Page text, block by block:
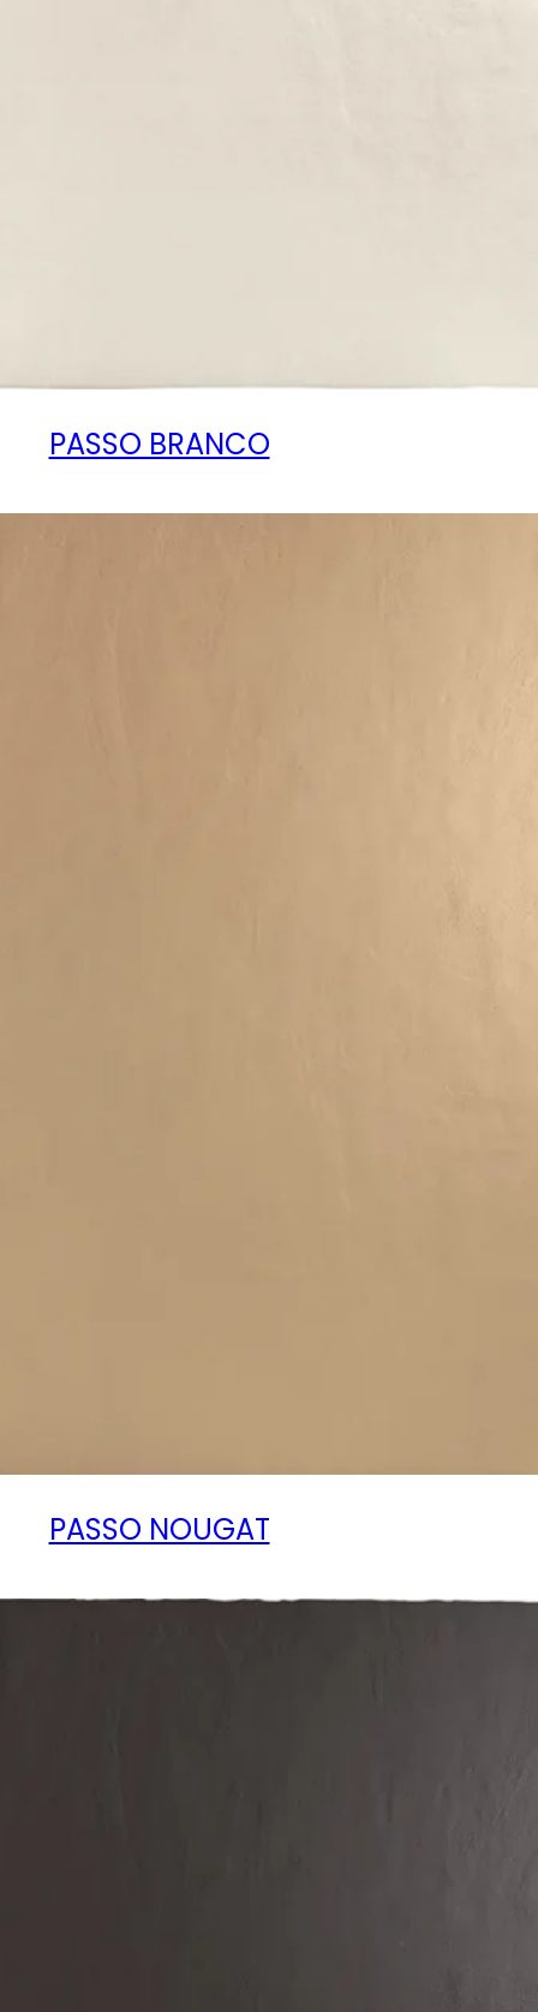
PASSO BRANCO
PASSO NOUGAT